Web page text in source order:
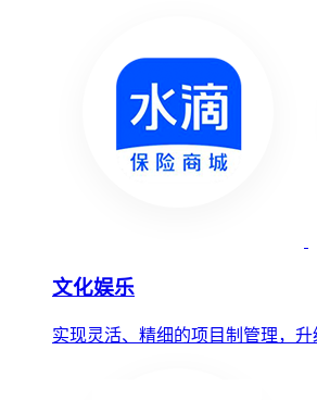
文化娱乐
实现灵活、精细的项目制管理，